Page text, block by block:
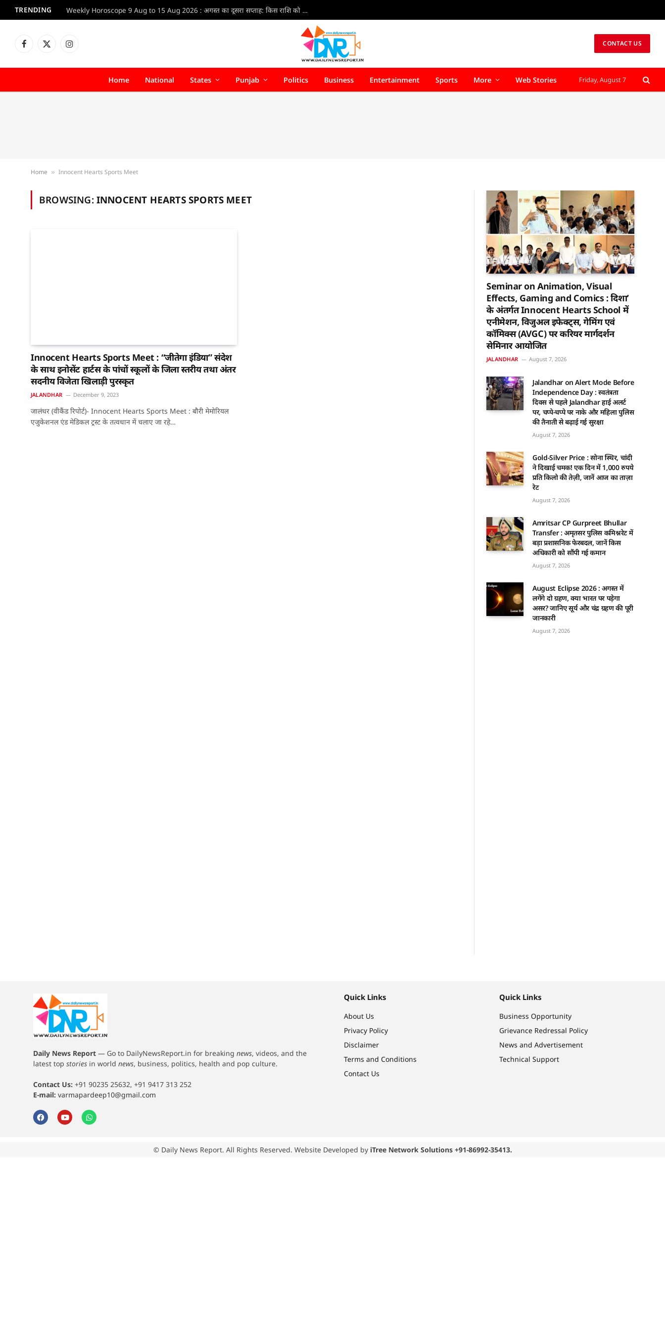
TRENDING Weekly Horoscope 9 Aug to 15 Aug 2026 : अगस्त का दूसरा सप्ताह: किस राशि को मिलेगा लाभ, किसे बरतनी होगी सावधानी?
Facebook
X
Instagram CONTACT US
Home National States Punjab Politics Business Entertainment Sports More Web Stories Friday, August 7
Home » Innocent Hearts Sports Meet
BROWSING: INNOCENT HEARTS SPORTS MEET
Innocent Hearts Sports Meet : “जीतेगा इंडिया” संदेश
के साथ इनोसेंट हार्टस के पांचों स्कूलों के जिला स्तरीय तथा अंतर
सदनीय विजेता खिलाड़ी पुरस्कृत
JALANDHAR December 9, 2023
जालंधर (वीकैंड रिपोर्ट)- Innocent Hearts Sports Meet : बौरी मेमोरियल
एजुकेशनल एंड मेडिकल ट्रस्ट के तत्वधान में चलाए जा रहे…
Seminar on Animation, Visual
Effects, Gaming and Comics : दिशा’
के अंतर्गत Innocent Hearts School में
एनीमेशन, विजुअल इफेक्ट्स, गेमिंग एवं
कॉमिक्स (AVGC) पर करियर मार्गदर्शन
सेमिनार आयोजित
JALANDHAR August 7, 2026
Jalandhar on Alert Mode Before
Independence Day : स्वतंत्रता
दिवस से पहले Jalandhar हाई अलर्ट
पर, चप्पे-चप्पे पर नाके और महिला पुलिस
की तैनाती से बढ़ाई गई सुरक्षा
August 7, 2026
Gold-Silver Price : सोना स्थिर, चांदी
ने दिखाई चमक! एक दिन में 1,000 रुपये
प्रति किलो की तेज़ी, जानें आज का ताज़ा
रेट
August 7, 2026
Amritsar CP Gurpreet Bhullar
Transfer : अमृतसर पुलिस कमिश्नरेट में
बड़ा प्रशासनिक फेरबदल, जानें किस
अधिकारी को सौंपी गई कमान
August 7, 2026
August Eclipse 2026 : अगस्त में
लगेंगे दो ग्रहण, क्या भारत पर पड़ेगा
असर? जानिए सूर्य और चंद्र ग्रहण की पूरी
जानकारी
August 7, 2026
Daily News Report — Go to DailyNewsReport.in for breaking news, videos, and the
latest top stories in world news, business, politics, health and pop culture.
Contact Us: +91 90235 25632, +91 9417 313 252
E-mail: varmapardeep10@gmail.com
Quick Links
About Us
Privacy Policy
Disclaimer
Terms and Conditions
Contact Us
Quick Links
Business Opportunity
Grievance Redressal Policy
News and Advertisement
Technical Support
© Daily News Report. All Rights Reserved. Website Developed by iTree Network Solutions +91-86992-35413.